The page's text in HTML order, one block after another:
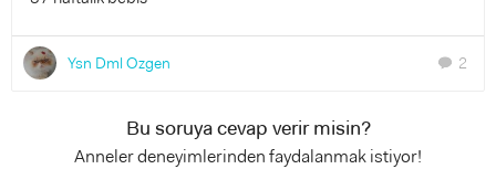
Ysn Dml Ozgen chat 2
Bu soruya cevap verir misin?
Anneler deneyimlerinden faydalanmak istiyor!